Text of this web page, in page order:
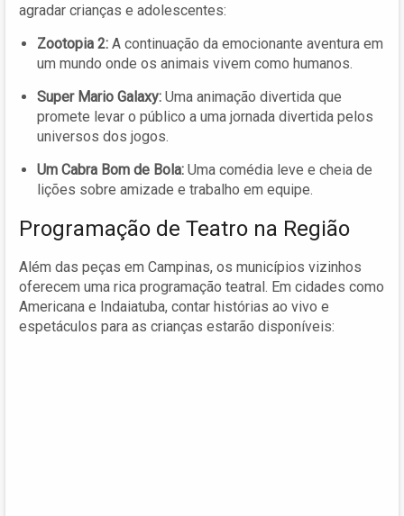
agradar crianças e adolescentes:
Zootopia 2: A continuação da emocionante aventura em
um mundo onde os animais vivem como humanos.
Super Mario Galaxy: Uma animação divertida que
promete levar o público a uma jornada divertida pelos
universos dos jogos.
Um Cabra Bom de Bola: Uma comédia leve e cheia de
lições sobre amizade e trabalho em equipe.
Programação de Teatro na Região
Além das peças em Campinas, os municípios vizinhos
oferecem uma rica programação teatral. Em cidades como
Americana e Indaiatuba, contar histórias ao vivo e
espetáculos para as crianças estarão disponíveis: